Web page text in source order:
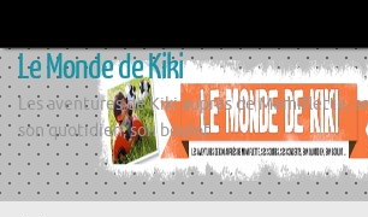
contenu
Le Monde de Kiki
Les aventures de Kiki auprès de Momiflette,
son quotidien, son boulot